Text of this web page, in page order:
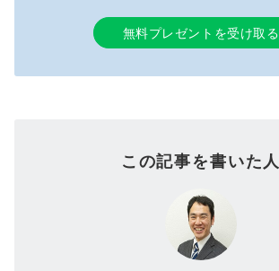
無料プレゼントを受け取る
この記事を書いた人